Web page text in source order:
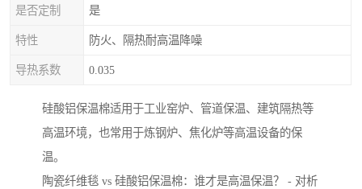
是否定制 是
特性 防火、隔热耐高温降噪
导热系数 0.035
硅酸铝保温棉适用于工业窑炉、管道保温、建筑隔热等
高温环境，也常用于炼钢炉、焦化炉等高温设备的保
温。
陶瓷纤维毯 vs 硅酸铝保温棉：谁才是高温保温？ - 对析